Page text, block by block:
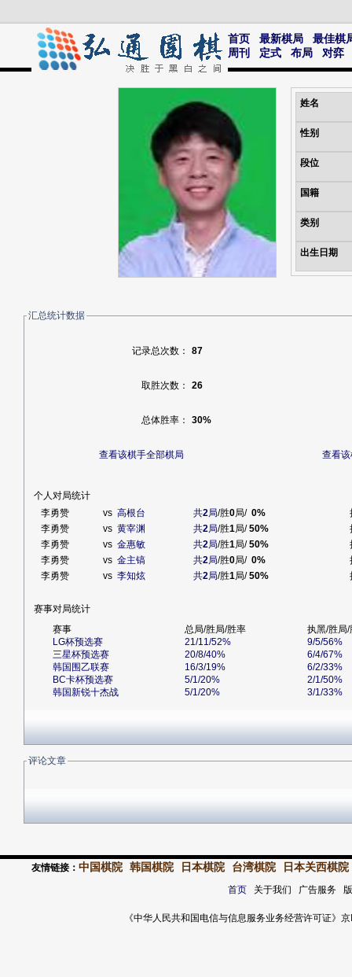
首页 最新棋局
最佳棋
周刊
定式 布局 对弈
姓名
性别
段位
国籍
类别
出生日期
汇总统计数据
记录总次数： 87
取胜次数： 26
总体胜率： 30%
查看该棋手全部棋局 查看
个人对局统计
李勇赞
vs 高根台 共2局/胜0局/0%
李勇赞
vs 黄宰渊 共2局/胜1局/50%
李勇赞
vs 金惠敏 共2局/胜1局/50%
李勇赞
vs 金主镐 共2局/胜0局/0%
李勇赞
vs 李知炫 共2局/胜1局/50%
赛事对局统计
赛事
总局/胜局/胜率
执黑/胜局/
LG杯预选赛
21/11/52%
9/5/56%
三星杯预选赛
20/8/40%
6/4/67%
韩国围乙联赛
16/3/19%
6/2/33%
BC卡杯预选赛
5/1/20%
2/1/50%
韩国新锐十杰战
5/1/20% 3/1/33%
评论文章
友情链接： 中国棋院 韩国棋院 日本棋院 台湾棋院 日本关西棋院
首页关于我们 广告服务
《中华人民共和国电信与信息服务业务经营许可证